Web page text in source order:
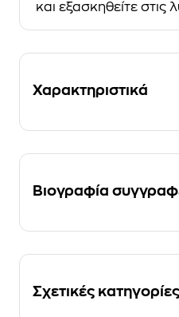
και εξασκηθείτε στις
Χαρακτηριστικά
Βιογραφία
Σχετικές κατηγορίες